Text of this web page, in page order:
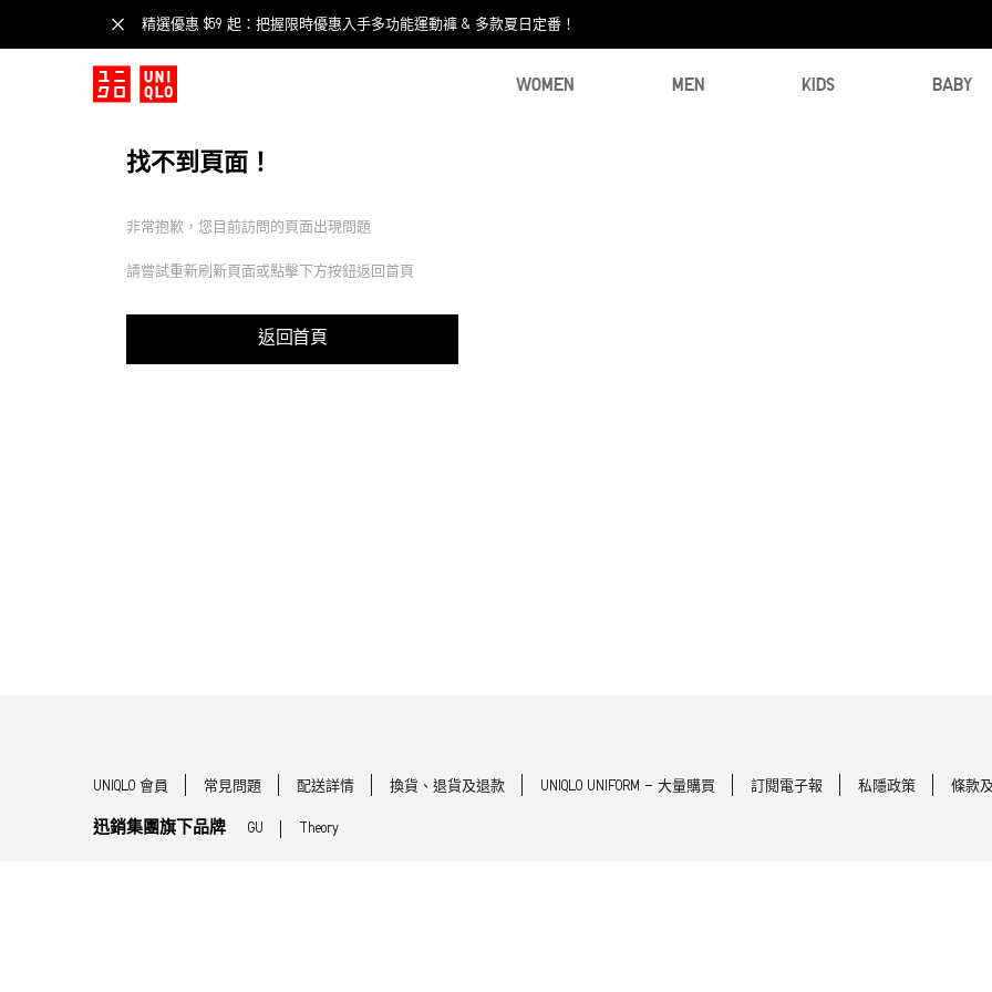
精選優惠 $59 起：把握限時優惠入手多功能運動褲 & 多款夏日定番！​
WOMEN MEN KIDS BABY
找不到頁面！
非常抱歉，您目前訪問的頁面出現問題
請嘗試重新刷新頁面或點擊下方按鈕返回首頁
返回首頁
UNIQLO 會員 常見問題 配送詳情 換貨、退貨及退款 UNIQLO UNIFORM - 大量購買 訂閱電子報 私隱政策 條款
迅銷集團旗下品牌 GU Theory